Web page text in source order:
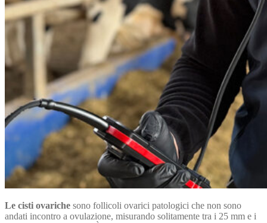
Le cisti ovariche sono follicoli ovarici patologici che non sono
andati incontro a ovulazione, misurando solitamente tra i 25 mm e i